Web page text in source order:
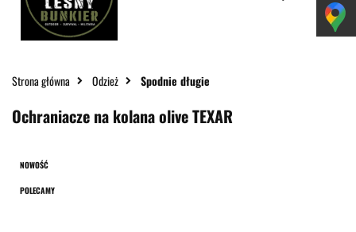
Strona główna Odzież Spodnie długie
Ochraniacze na kolana olive TEXAR
NOWOŚĆ
POLECAMY